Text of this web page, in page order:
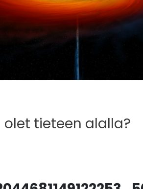
olet tieteen alalla?